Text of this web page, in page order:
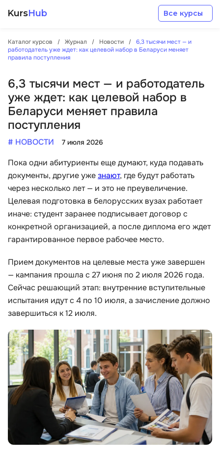
KursHub Все курсы
Каталог курсов Журнал Новости
6,3 тысячи мест — и
работодатель уже ждет: как целевой набор в Беларуси меняет
правила поступления
6,3 тысячи мест — и работодатель
уже ждет: как целевой набор в
Беларуси меняет правила
поступления
# НОВОСТИ 7 июля 2026
Пока одни абитуриенты еще думают, куда подавать
документы, другие ужезнают, где будут работать
через несколько лет — и это не преувеличение.
Целевая подготовка в белорусских вузах работает
иначе: студент заранее подписывает договор с
конкретной организацией, а после диплома его ждет
гарантированное первое рабочее место.
Прием документов на целевые места уже завершен
— кампания прошла с 27 июня по 2 июля 2026 года.
Сейчас решающий этап: внутренние вступительные
испытания идут с 4 по 10 июля, а зачисление должно
завершиться к 12 июля.
Разработка
Маркетинг
Дизайн
Аналитика
Менеджмент
Иностранные языки
Soft Skills
ДПО
Акции и промокоды